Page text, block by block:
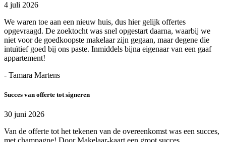
4 juli 2026
We waren toe aan een nieuw huis, dus hier gelijk offertes
opgevraagd. De zoektocht was snel opgestart daarna, waarbij we
niet voor de goedkoopste makelaar zijn gegaan, maar degene die
intuïtief goed bij ons paste. Inmiddels bijna eigenaar van een gaaf
appartement!
- Tamara Martens
Succes van offerte tot signeren
30 juni 2026
Van de offerte tot het tekenen van de overeenkomst was een succes,